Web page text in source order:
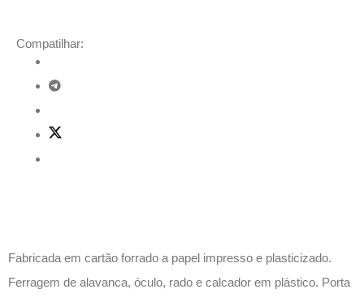
Compatilhar:
Fabricada em cartão forrado a papel impresso e plasticizado.
Ferragem de alavanca, óculo, rado e calcador em plástico. Porta